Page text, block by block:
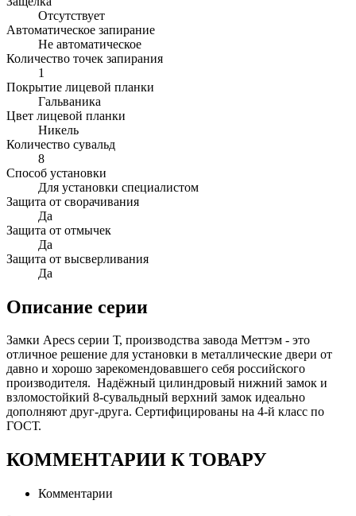
Отсутствует
Автоматическое запирание
Не автоматическое
Количество точек запирания
1
Покрытие лицевой планки
Гальваника
Цвет лицевой планки
Никель
Количество сувальд
8
Способ установки
Для установки специалистом
Защита от сворачивания
Да
Защита от отмычек
Да
Защита от высверливания
Да
Описание серии
Замки Apecs серии Т, производства завода Меттэм - это
отличное решение для установки в металлические двери от
давно и хорошо зарекомендовавшего себя российского
производителя. Надёжный цилиндровый нижний замок и
взломостойкий 8-сувальдный верхний замок идеально
дополняют друг-друга. Сертифицированы на 4-й класс по
ГОСТ.
КОММЕНТАРИИ К ТОВАРУ
Комментарии